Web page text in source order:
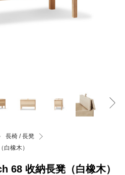
長椅 / 長凳
橡木）
68 收納長凳（白橡木）